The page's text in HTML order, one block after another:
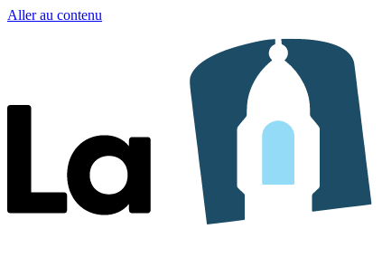
Aller au contenu